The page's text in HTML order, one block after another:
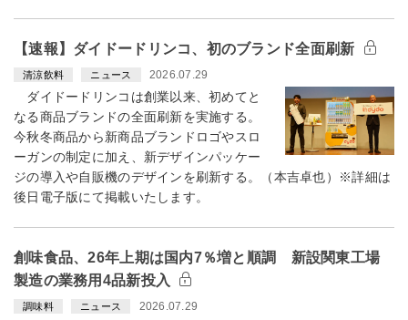
【速報】ダイドードリンコ、初のブランド全面刷新
清涼飲料 ニュース 2026.07.29
ダイドードリンコは創業以来、初めてと
なる商品ブランドの全面刷新を実施する。
今秋冬商品から新商品ブランドロゴやスロ
ーガンの制定に加え、新デザインパッケー
ジの導入や自販機のデザインを刷新する。（本吉卓也）※詳細は
後日電子版にて掲載いたします。
創味食品、26年上期は国内7％増と順調 新設関東工場
製造の業務用4品新投入
調味料 ニュース 2026.07.29